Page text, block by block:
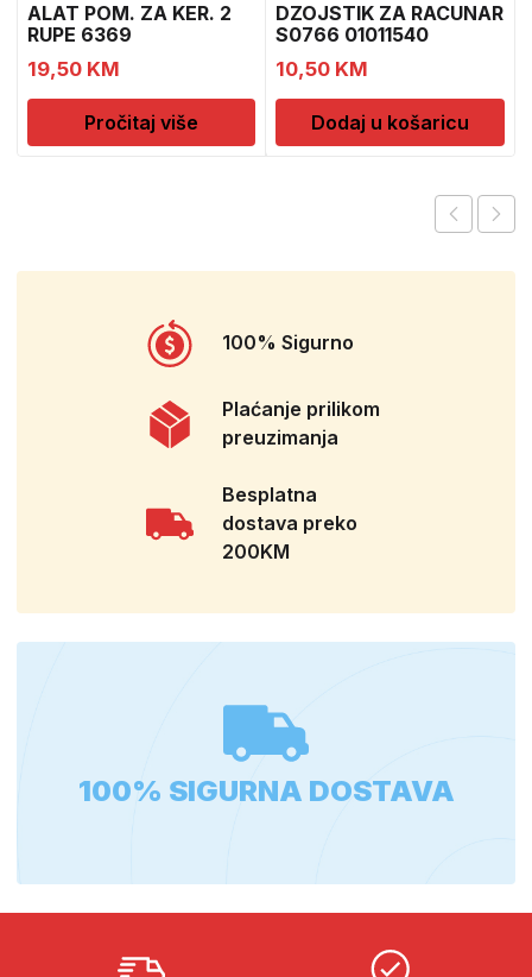
ALAT POM. ZA KER. 2
RUPE 6369
19,50 KM
Pročitaj više
DZOJSTIK ZA RACUNAR
S0766 01011540
10,50 KM
Dodaj u košaricu
100% Sigurno
Plaćanje prilikom
preuzimanja
Besplatna
dostava preko
200KM
100% SIGURNA DOSTAVA